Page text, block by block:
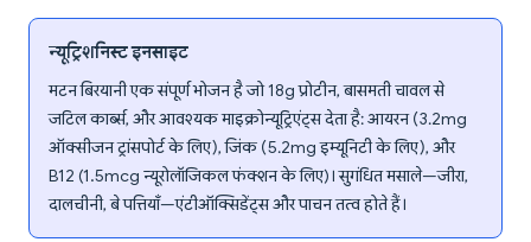
न्यूट्रिशनिस्ट इनसाइट
मटन बिरयानी एक संपूर्ण भोजन है जो 18g प्रोटीन, बासमती चावल से
जटिल कार्ब्स, और आवश्यक माइक्रोन्यूट्रिएंट्स देता है: आयरन (3.2mg
ऑक्सीजन ट्रांसपोर्ट के लिए), जिंक (5.2mg इम्यूनिटी के लिए), और
B12 (1.5mcg न्यूरोलॉजिकल फंक्शन के लिए)। सुगंधित मसाले—जीरा,
दालचीनी, बे पत्तियाँ—एंटीऑक्सिडेंट्स और पाचन तत्व होते हैं।